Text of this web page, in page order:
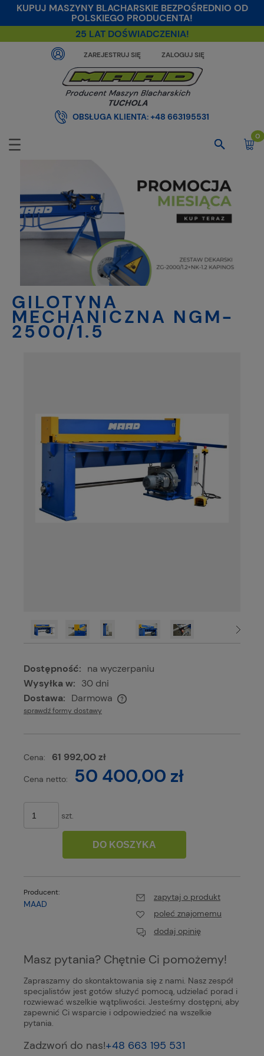
KUPUJ MASZYNY BLACHARSKIE BEZPOŚREDNIO OD
POLSKIEGO PRODUCENTA!
25 LAT DOŚWIADCZENIA!
ZAREJESTRUJ SIĘ ZALOGUJ SIĘ
OBSŁUGA KLIENTA:+48 663195531
GILOTYNA
MECHANICZNA NGM-
2500/1.5
Dostępność: na wyczerpaniu
Wysyłka w: 30 dni
Dostawa: Darmowa
Cena nie zawiera ewentualnych kosztów płatności
sprawdź formy dostawy
Cena: 61 992,00 zł
Cena netto: 50 400,00 zł
szt.
DO KOSZYKA
Producent:
MAAD
zapytaj o produkt
poleć znajomemu
dodaj opinię
Masz pytania? Chętnie Ci pomożemy!
Zapraszamy do skontaktowania się z nami. Nasz zespół
specjalistów jest gotów służyć pomocą, udzielać porad i
rozwiewać wszelkie wątpliwości. Jesteśmy dostępni, aby
zapewnić Ci wsparcie i odpowiedzieć na wszelkie
pytania.
Zadzwoń do nas!+48 663 195 531